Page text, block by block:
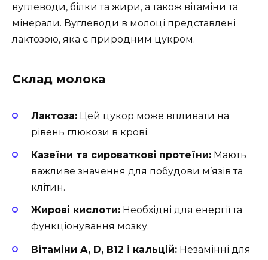
вуглеводи, білки та жири, а також вітаміни та
мінерали. Вуглеводи в молоці представлені
лактозою, яка є природним цукром.
Склад молока
Лактоза: Цей цукор може впливати на
рівень глюкози в крові.
Казеїни та сироваткові протеїни: Мають
важливе значення для побудови м’язів та
клітин.
Жирові кислоти: Необхідні для енергії та
функціонування мозку.
Вітаміни A, D, B12 і кальцій: Незамінні для